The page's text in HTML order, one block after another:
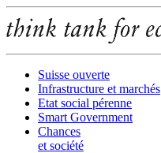
Suisse ouverte
Infrastructure et marchés
Etat social pérenne
Smart Government
Chances
et société